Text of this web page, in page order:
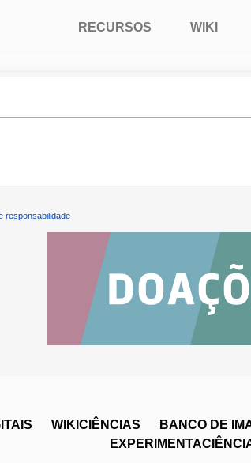
RECURSOS WIKI
responsabilidade
WIKICIÊNCIAS BANCO DE